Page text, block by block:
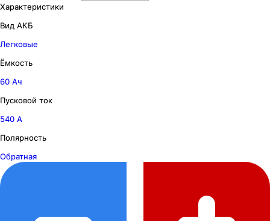
Характеристики
Вид АКБ
Легковые
Ёмкость
60 Ач
Пусковой ток
540 А
Полярность
Обратная